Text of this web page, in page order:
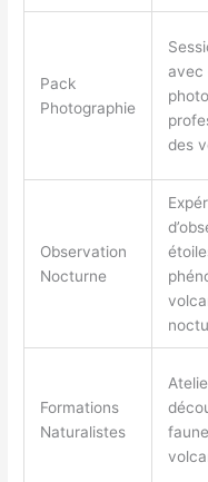
Pack
Photographie
avec
des
Observation
Nocturne
Formations
Naturalistes